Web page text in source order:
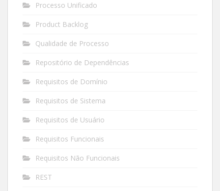
Processo Unificado
Product Backlog
Qualidade de Processo
Repositório de Dependências
Requisitos de Domínio
Requisitos de Sistema
Requisitos de Usuário
Requisitos Funcionais
Requisitos Não Funcionais
REST